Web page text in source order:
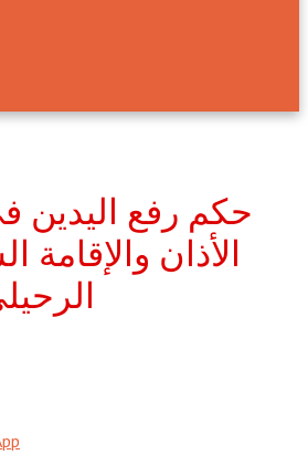
حكم رفع اليدين
الأذان